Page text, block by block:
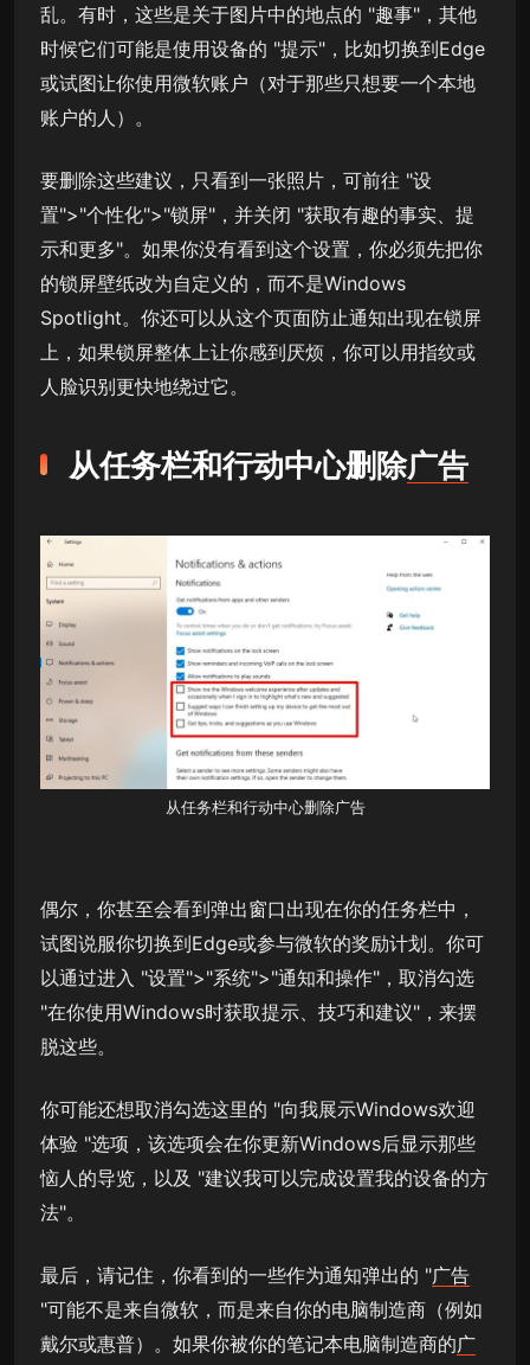
乱。有时，这些是关于图片中的地点的 "趣事"，其他
时候它们可能是使用设备的 "提示"，比如切换到Edge
或试图让你使用微软账户（对于那些只想要一个本地
账户的人）。
要删除这些建议，只看到一张照片，可前往 "设
置">"个性化">"锁屏"，并关闭 "获取有趣的事实、提
示和更多"。如果你没有看到这个设置，你必须先把你
的锁屏壁纸改为自定义的，而不是Windows
Spotlight。你还可以从这个页面防止通知出现在锁屏
上，如果锁屏整体上让你感到厌烦，你可以用指纹或
人脸识别更快地绕过它。
从任务栏和行动中心删除广告
从任务栏和行动中心删除广告
偶尔，你甚至会看到弹出窗口出现在你的任务栏中，
试图说服你切换到Edge或参与微软的奖励计划。你可
以通过进入 "设置">"系统">"通知和操作"，取消勾选
"在你使用Windows时获取提示、技巧和建议"，来摆
脱这些。
你可能还想取消勾选这里的 "向我展示Windows欢迎
体验 "选项，该选项会在你更新Windows后显示那些
恼人的导览，以及 "建议我可以完成设置我的设备的方
法"。
最后，请记住，你看到的一些作为通知弹出的 "广告
"可能不是来自微软，而是来自你的电脑制造商（例如
戴尔或惠普）。如果你被你的笔记本电脑制造商的广